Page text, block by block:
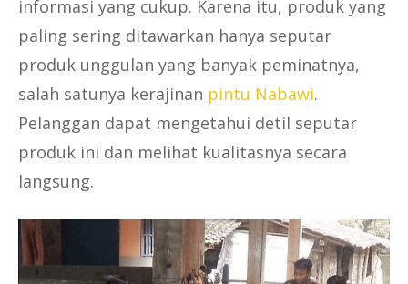
informasi yang cukup. Karena itu, produk yang
paling sering ditawarkan hanya seputar
produk unggulan yang banyak peminatnya,
salah satunya kerajinan pintu Nabawi.
Pelanggan dapat mengetahui detil seputar
produk ini dan melihat kualitasnya secara
langsung.